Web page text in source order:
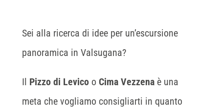
Sei alla ricerca di idee per un’escursione
panoramica in Valsugana?
Il Pizzo di Levicoo Cima Vezzenaè una
meta che vogliamo consigliarti in quanto